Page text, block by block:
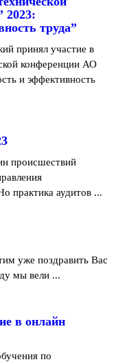
труда”
принял участие в
конференции АО
и эффективность
происшествий
практика аудитов ...
уже поздравить Вас
мы вели ...
в онлайн
по